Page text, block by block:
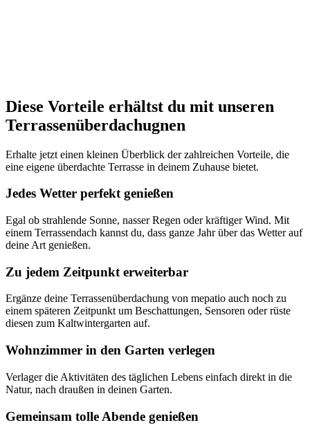
Diese Vorteile erhältst du mit unseren
Terrassenüberdachugnen
Erhalte jetzt einen kleinen Überblick der zahlreichen Vorteile, die
eine eigene überdachte Terrasse in deinem Zuhause bietet.
Jedes Wetter perfekt genießen
Egal ob strahlende Sonne, nasser Regen oder kräftiger Wind. Mit
einem Terrassendach kannst du, dass ganze Jahr über das Wetter auf
deine Art genießen.
Zu jedem Zeitpunkt erweiterbar
Ergänze deine Terrassenüberdachung von mepatio auch noch zu
einem späteren Zeitpunkt um Beschattungen, Sensoren oder rüste
diesen zum Kaltwintergarten auf.
Wohnzimmer in den Garten verlegen
Verlager die Aktivitäten des täglichen Lebens einfach direkt in die
Natur, nach draußen in deinen Garten.
Gemeinsam tolle Abende genießen